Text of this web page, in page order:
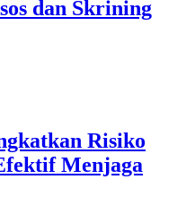
dan Skrining
Risiko
Menjaga